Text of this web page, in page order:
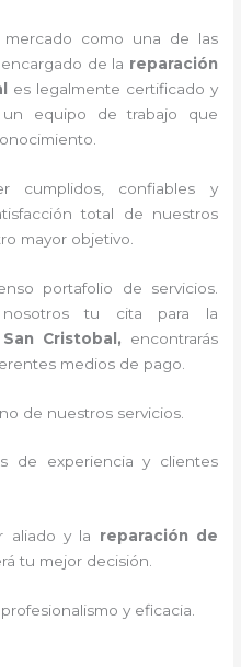
mercado como una de las
de la reparación
es legalmente certificado y
un equipo de trabajo que
cumplidos, confiables y
total de nuestros
mayor objetivo.
portafolio de servicios.
tu cita para la
Cristobal, encontrarás
medios de pago.
de nuestros servicios.
de experiencia y clientes
aliado y la reparación de
tu mejor decisión.
y eficacia.